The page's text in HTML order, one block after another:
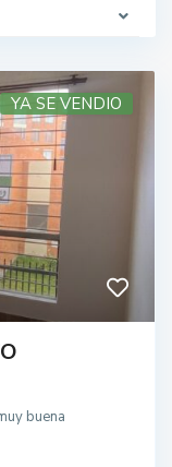
YA SE VENDIO
buena